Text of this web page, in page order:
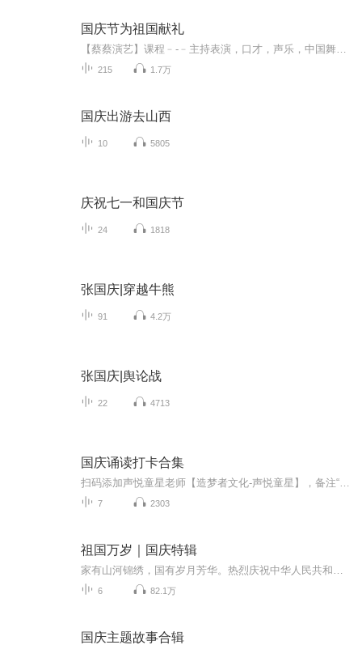
国庆节为祖国献礼
215 1.7万
国庆出游去山西
10 5805
庆祝七一和国庆节
24 1818
张国庆|穿越牛熊
91 4.2万
张国庆|舆论战
22 4713
国庆诵读打卡合集
7 2303
祖国万岁｜国庆特辑
6 82.1万
国庆主题故事合辑